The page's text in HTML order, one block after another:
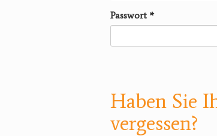
Passwort *
Haben Sie
vergessen?